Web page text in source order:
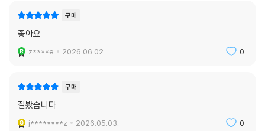
구매
좋아요
z****e 2026.06.02. 0
구매
잘봤습니다
j********z 2026.05.03. 0